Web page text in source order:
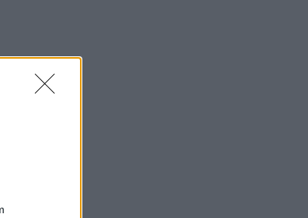
- 09:44
09:20
Τουρκίας στο νέο
τον τουρισμό